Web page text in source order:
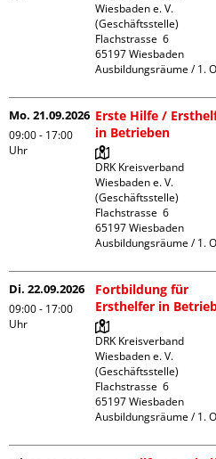
Wiesbaden e. V.
(Geschäftsstelle)
Flachstrasse  6
65197 Wiesbaden
Ausbildungsräume / 1.
Mo. 21.09.2026
09:00 - 17:00
Uhr
Erste Hilfe /
in Betrieben
DRK Kreisverband
Wiesbaden e. V.
(Geschäftsstelle)
Flachstrasse  6
65197 Wiesbaden
Ausbildungsräume / 1.
Di. 22.09.2026
09:00 - 17:00
Uhr
Fortbildung für
Ersthelfer in
DRK Kreisverband
Wiesbaden e. V.
(Geschäftsstelle)
Flachstrasse  6
65197 Wiesbaden
Ausbildungsräume / 1.